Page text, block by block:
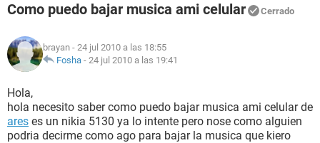
Como puedo bajar musica ami celular Cerrado
brayan - 24 jul 2010 a las 18:55
Fosha - 24 jul 2010 a las 19:41
Hola,
hola necesito saber como puedo bajar musica ami celular de
ares es un nikia 5130 ya lo intente pero nose como alguien
podria decirme como ago para bajar la musica que kiero